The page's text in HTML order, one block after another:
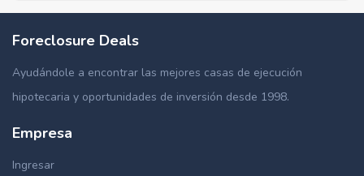
Foreclosure Deals
Ayudándole a encontrar las mejores casas de ejecución
hipotecaria y oportunidades de inversión desde 1998.
Empresa
Ingresar